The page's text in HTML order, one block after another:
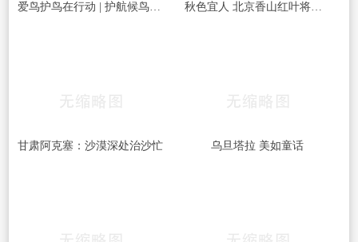
爱鸟护鸟在行动 | 护航候鸟迁徙，守护鸟类家园！哈尔滨青少年在行动…… 秋色宜人 北京香山红叶将迎最佳观赏期
甘肃阿克塞：沙漠深处治沙忙 乌旦塔拉 美如童话